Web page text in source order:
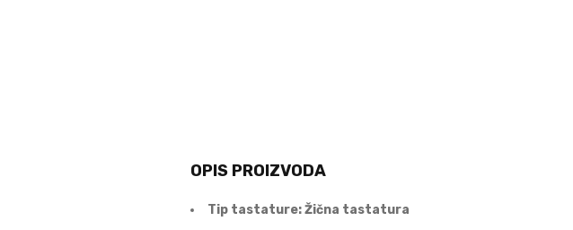
OPIS PROIZVODA
Tip tastature: Žična tastatura